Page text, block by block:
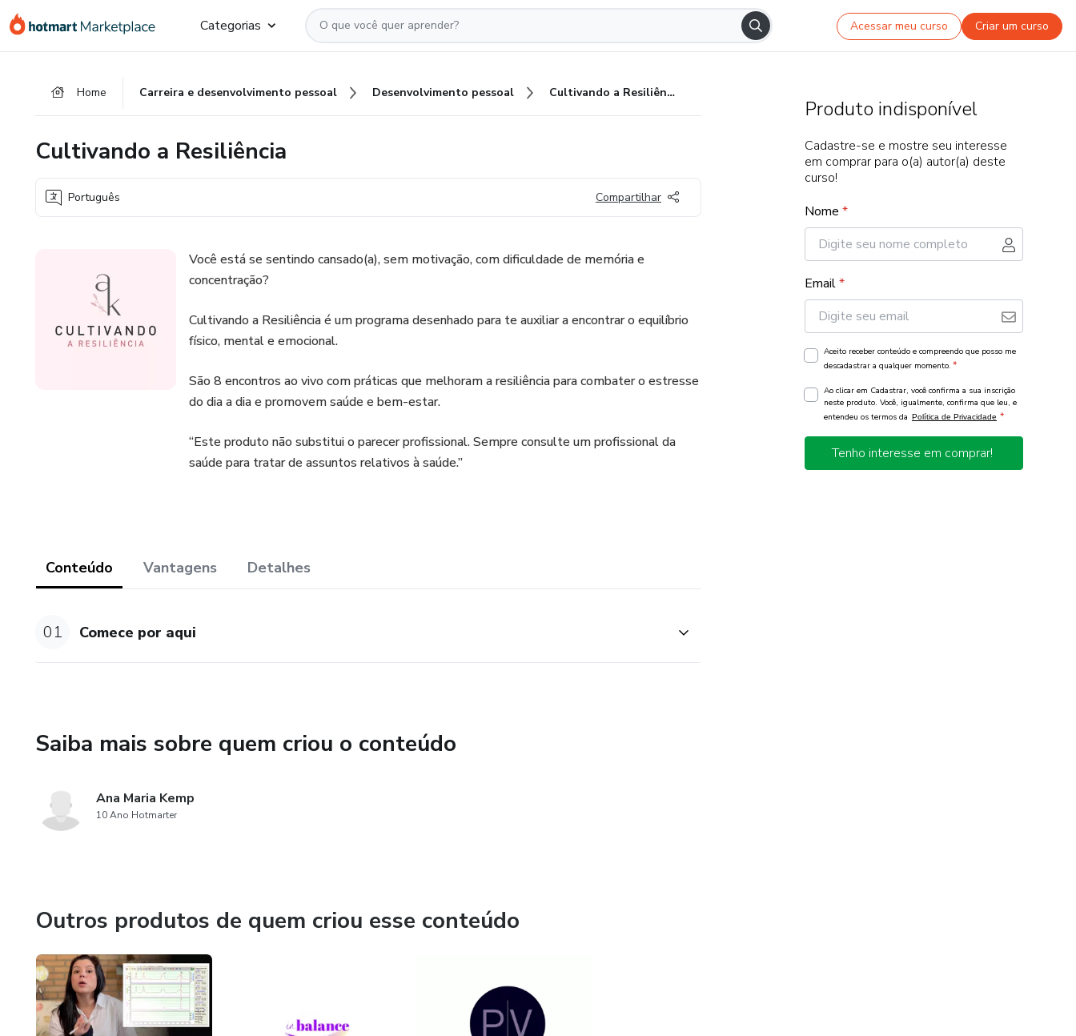
para
para
para
Categorias Acessar meu curso Criar um curso
Home Carreira e desenvolvimento pessoal Desenvolvimento pessoal Cultivando a Resiliência
Cultivando a Resiliência
Português Compartilhar
Você está se sentindo cansado(a), sem motivação, com dificuldade de memória e
concentração?
Cultivando a Resiliência é um programa desenhado para te auxiliar a encontrar o equilíbrio
físico, mental e emocional.
São 8 encontros ao vivo com práticas que melhoram a resiliência para combater o estresse
do dia a dia e promovem saúde e bem-estar.
“Este produto não substitui o parecer profissional. Sempre consulte um profissional da
saúde para tratar de assuntos relativos à saúde.”
Conteúdo Vantagens Detalhes
01 Comece por aqui
Saiba mais sobre quem criou o conteúdo
Ana Maria Kemp
10 Ano Hotmarter
Outros produtos de quem criou esse conteúdo
Produto indisponível
Cadastre-se e mostre seu interesse
em comprar para o(a) autor(a) deste
curso!
Nome *
Email*
Aceito receber conteúdo e compreendo que posso me
descadastrar a qualquer momento. *
Ao clicar em Cadastrar, você confirma a sua inscrição
neste produto. Você, igualmente, confirma que leu, e
entendeu os termos da Política de Privacidade *
Tenho interesse em comprar!